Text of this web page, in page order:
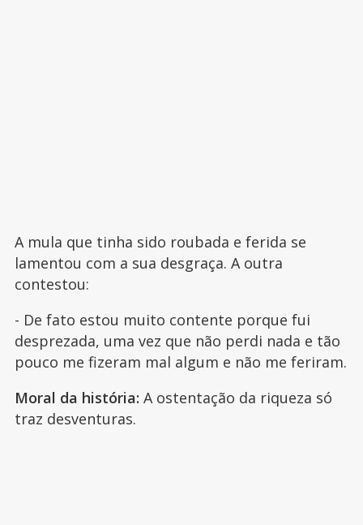
A mula que tinha sido roubada e ferida se
lamentou com a sua desgraça. A outra
contestou:
- De fato estou muito contente porque fui
desprezada, uma vez que não perdi nada e tão
pouco me fizeram mal algum e não me feriram.
Moral da história: A ostentação da riqueza só
traz desventuras.